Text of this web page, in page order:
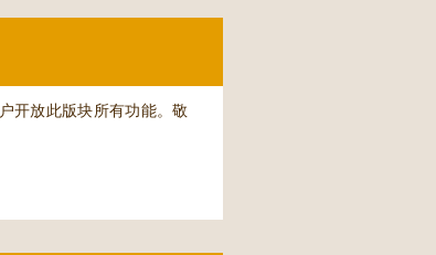
开放此版块所有功能。敬